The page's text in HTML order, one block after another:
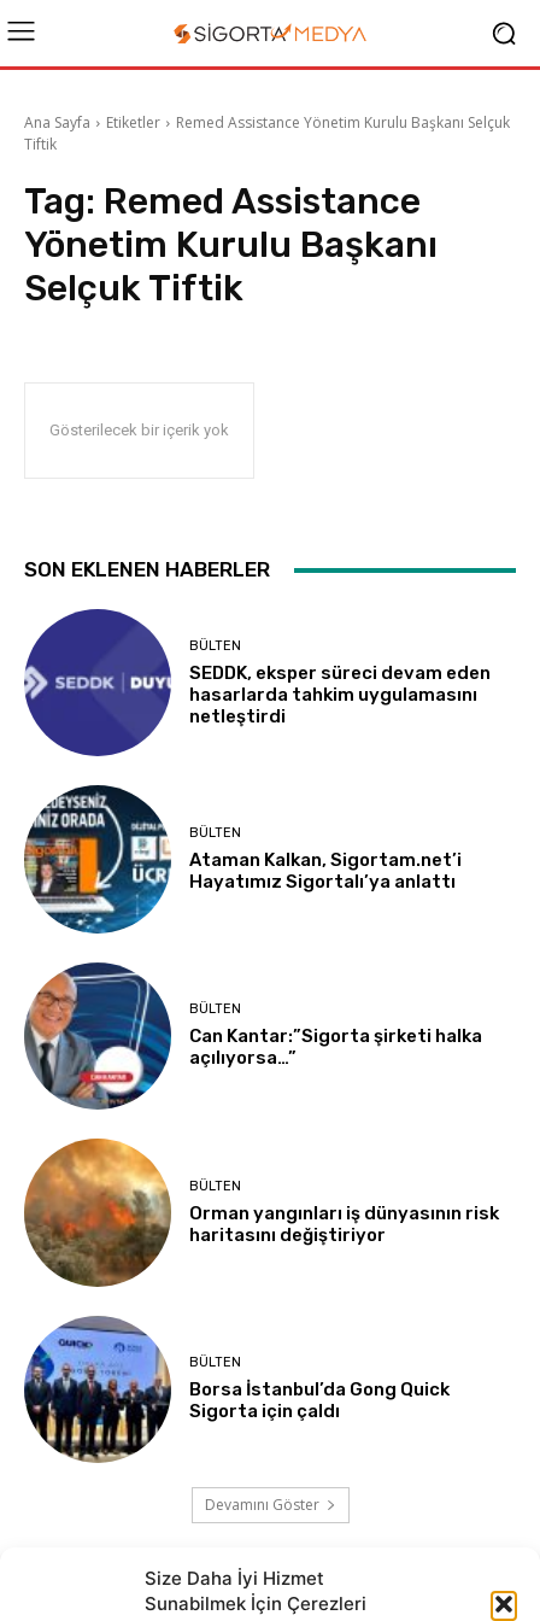
Size Daha İyi Hizmet
Sunabilmek İçin Çerezleri
Ana Sayfa Etiketler
Remed Assistance Yönetim Kurulu Başkanı Selçuk
Tiftik
Tag: Remed Assistance
Yönetim Kurulu Başkanı
Selçuk Tiftik
Gösterilecek bir içerik yok
SON EKLENEN HABERLER
BÜLTEN
SEDDK, eksper süreci devam eden
hasarlarda tahkim uygulamasını
netleştirdi
BÜLTEN
Ataman Kalkan, Sigortam.net’i
Hayatımız Sigortalı’ya anlattı
BÜLTEN
Can Kantar:”Sigorta şirketi halka
açılıyorsa…”
BÜLTEN
Orman yangınları iş dünyasının risk
haritasını değiştiriyor
BÜLTEN
Borsa İstanbul’da Gong Quick
Sigorta için çaldı
Devamını Göster